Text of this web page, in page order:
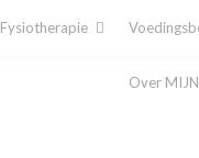
Fysiotherapie
Over